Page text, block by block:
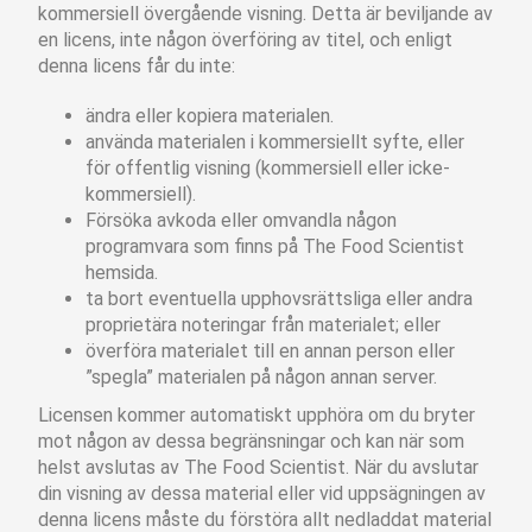
kommersiell övergående visning. Detta är beviljande av
en licens, inte någon överföring av titel, och enligt
denna licens får du inte:
ändra eller kopiera materialen.
använda materialen i kommersiellt syfte, eller
för offentlig visning (kommersiell eller icke-
kommersiell).
Försöka avkoda eller omvandla någon
programvara som finns på The Food Scientist
hemsida.
ta bort eventuella upphovsrättsliga eller andra
proprietära noteringar från materialet; eller
överföra materialet till en annan person eller
”spegla” materialen på någon annan server.
Licensen kommer automatiskt upphöra om du bryter
mot någon av dessa begränsningar och kan när som
helst avslutas av The Food Scientist. När du avslutar
din visning av dessa material eller vid uppsägningen av
denna licens måste du förstöra allt nedladdat material